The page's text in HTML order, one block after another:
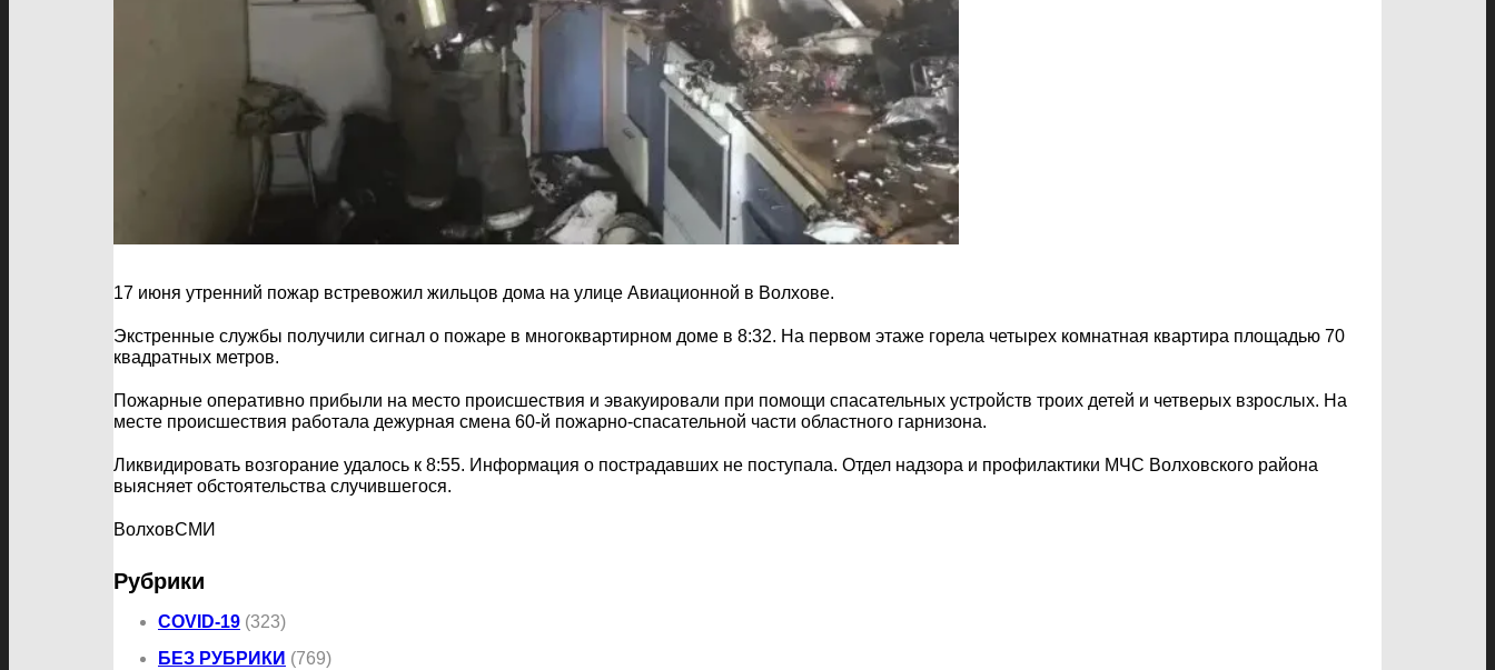
17 июня утренний пожар встревожил жильцов дома на улице Авиационной в Волхове.
Экстренные службы получили сигнал о пожаре в многоквартирном доме в 8:32. На первом этаже горела четырех комнатная квартира площадью 70
квадратных метров.
Пожарные оперативно прибыли на место происшествия и эвакуировали при помощи спасательных устройств троих детей и четверых взрослых. На
месте происшествия работала дежурная смена 60-й пожарно-спасательной части областного гарнизона.
Ликвидировать возгорание удалось к 8:55. Информация о пострадавших не поступала. Отдел надзора и профилактики МЧС Волховского района
выясняет обстоятельства случившегося.
ВолховСМИ
Рубрики
COVID-19 (323)
БЕЗ РУБРИКИ (769)